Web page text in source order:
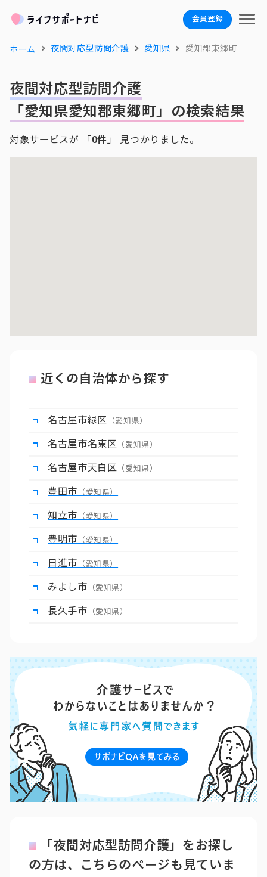
会員登録
ホーム 夜間対応型訪問介護 愛知県 愛知郡東郷町
夜間対応型訪問介護
「愛知県愛知郡東郷町」の検索結果
対象サービスが 「0件 」 見つかりました。
近くの自治体から探す
名古屋市緑区 （愛知県）
名古屋市名東区 （愛知県）
名古屋市天白区 （愛知県）
豊田市 （愛知県）
知立市 （愛知県）
豊明市 （愛知県）
日進市 （愛知県）
みよし市 （愛知県）
長久手市 （愛知県）
「夜間対応型訪問介護」をお探し
の方は、こちらのページも見ていま